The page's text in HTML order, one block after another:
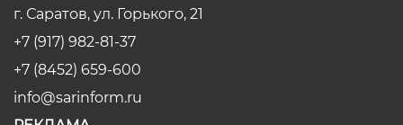
г. Саратов, ул. Горького, 21
+7 (917) 982-81-37
+7 (8452) 659-600
info@sarinform.ru